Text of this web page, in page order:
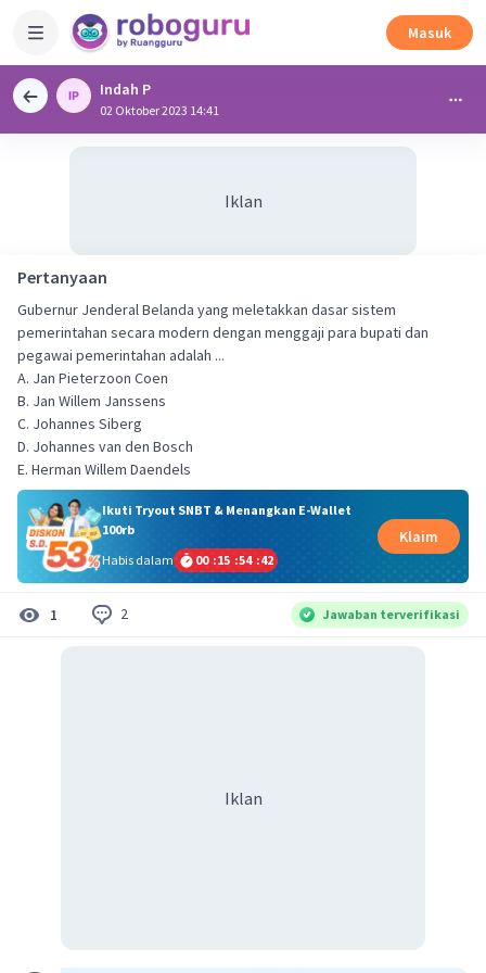
Masuk
Indah P
02 Oktober 2023 14:41
Iklan
Pertanyaan
Gubernur Jenderal Belanda yang meletakkan dasar sistem
pemerintahan secara modern dengan menggaji para bupati dan
pegawai pemerintahan adalah ...
A. Jan Pieterzoon Coen
B. Jan Willem Janssens
C. Johannes Siberg
D. Johannes van den Bosch
E. Herman Willem Daendels
Ikuti Tryout SNBT & Menangkan E-Wallet
100rb
Habis dalam
00 :15 :54 :42
Klaim
1 2 Jawaban terverifikasi
Iklan